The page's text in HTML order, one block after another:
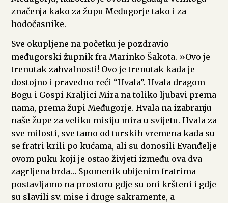
značenja kako za župu Međugorje tako i za
hodočasnike.
Sve okupljene na početku je pozdravio
međugorski župnik fra Marinko Šakota. »Ovo je
trenutak zahvalnosti! Ovo je trenutak kada je
dostojno i pravedno reći “Hvala”. Hvala dragom
Bogu i Gospi Kraljici Mira na toliko ljubavi prema
nama, prema župi Međugorje. Hvala na izabranju
naše župe za veliku misiju mira u svijetu. Hvala za
sve milosti, sve tamo od turskih vremena kada su
se fratri krili po kućama, ali su donosili Evanđelje
ovom puku koji je ostao živjeti između ova dva
zagrljena brda… Spomenik ubijenim fratrima
postavljamo na prostoru gdje su oni kršteni i gdje
su slavili sv. mise i druge sakramente, a